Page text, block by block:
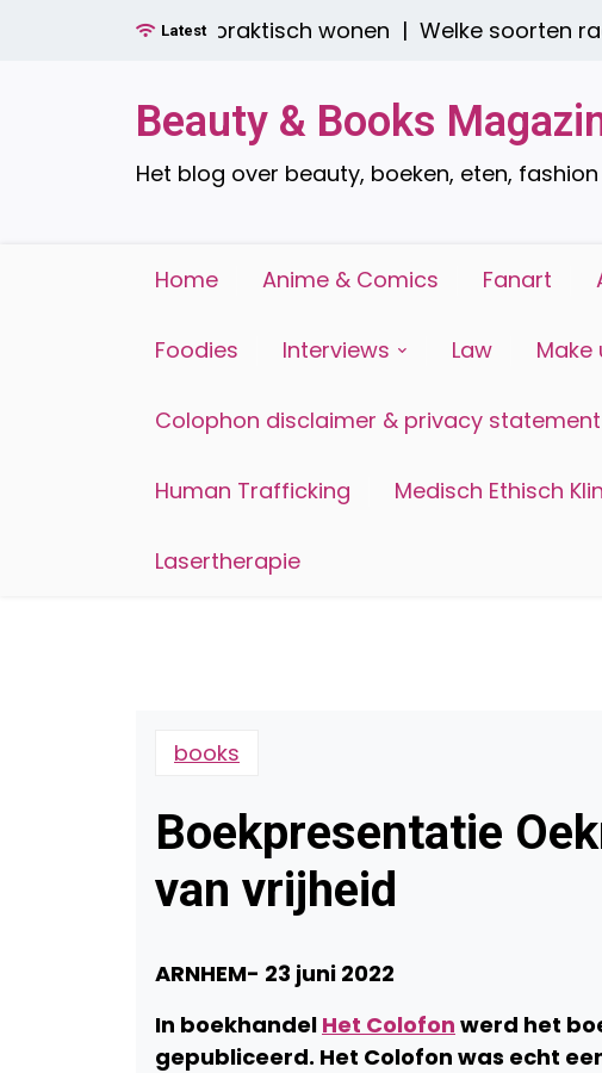
Latest
stijlvol én praktisch wonen |Welke soorten
Beauty & Books
Het blog over beauty, boeken, eten,
Home Anime & Comics Fanart
Foodies Interviews Law Make
Colophon disclaimer & privacy statement
Human Trafficking Medisch Ethisch
Lasertherapie
books
Boekpresentatie
van vrijheid
ARNHEM- 23 juni 2022
In boekhandel Het Colofon werd het
gepubliceerd. Het Colofon was echt